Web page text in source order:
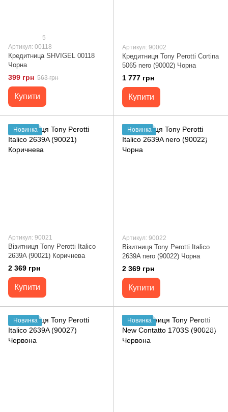
5
Артикул: 00118
Кредитница SHVIGEL 00118
Чорна
399 грн 563 грн
Купити
Артикул: 90002
Кредитниця Tony Perotti Cortina
5065 nero (90002) Чорна
1 777 грн
Купити
Новинка
Артикул: 90021
Візитниця Tony Perotti Italico
2639A (90021) Коричнева
2 369 грн
Купити
Новинка
Артикул: 90022
Візитниця Tony Perotti Italico
2639A nero (90022) Чорна
2 369 грн
Купити
Новинка Новинка